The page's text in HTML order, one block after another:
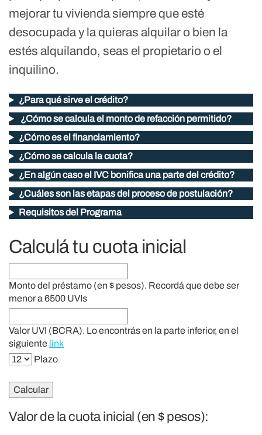
mejorar tu vivienda siempre que esté
desocupada y la quieras alquilar o bien la
estés alquilando, seas el propietario o el
inquilino.
¿Para qué sirve el crédito?
¿Cómo se calcula el monto de refacción permitido?
¿Cómo es el financiamiento?
¿Cómo se calcula la cuota?
¿En algún caso el IVC bonifica una parte del crédito?
¿Cuáles son las etapas del proceso de postulación?
Requisitos del Programa
Calculá tu cuota inicial
Monto del préstamo (en $ pesos). Recordá que debe ser
menor a 6500 UVIs
Valor UVI (BCRA). Lo encontrás en la parte inferior, en el
siguiente link
Plazo
Calcular
Valor de la cuota inicial (en $ pesos):